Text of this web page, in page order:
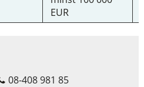
EUR
08-408 981 85